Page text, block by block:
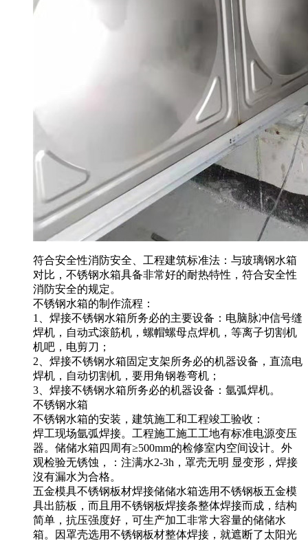
符合安全性消防安全、工程建筑标准法：与玻璃钢水箱
对比，不锈钢水箱具备非常好的耐热特性，符合安全性
消防安全的规定。
不锈钢水箱的制作流程：
1、焊接不锈钢水箱所务必的主要设备：电脑脉冲信号缝
焊机，自动式滚筋机，螺帽螺母点焊机，等离子切割机
机吧，电剪刀；
2、焊接不锈钢水箱固定支架所务必的机器设备，直流电
焊机，自动切割机，要用角钢卷弯机；
3、焊接不锈钢水箱所务必的机器设备：氩弧焊机。
不锈钢水箱
不锈钢水箱的安装，建筑施工和工程竣工验收：
焊工现场氩弧焊接。工程施工施工工地有标准电源变压
器。储储水箱四周有≥500mm的检修室内空间设计。外
观检验无锈蚀，：注满水2-3h，罩壳无明 显变形，焊接
沒有漏水为合格。
五金模具不锈钢板材焊接储储水箱选用不锈钢板五金模
具出筋板，而且用不锈钢板焊接条整体焊接而成，结构
简单，抗压强度好，可生产加工非常大容量的储储水
箱。因罩壳选用不锈钢板材整体焊接，就遮断了太阳光